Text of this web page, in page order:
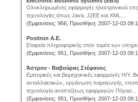
Ολοκληρωμένες εφαρμογές ηλεκτρονικού
τεχνολογίες όπως Java, J2EE και XML....
(Εμφανίσεις: 956, Προσθήκη: 2007-12-03
Positron Α.Ε.
Εταιρεία πληροφορικής στον τομέα των
(Εμφανίσεις: 951, Προσθήκη: 2007-12-03
Άστρον - Βαβούρας Στέφανος
Εμπορικές και βιομηχανικές εφαρμογές Η/Υ.
ανταλλακτικών, οργάνωση παραγωγής,
τεχνολογία αναπτύξεως εφαρμογών Πήγασ...
(Εμφανίσεις: 951, Προσθήκη: 2007-12-03